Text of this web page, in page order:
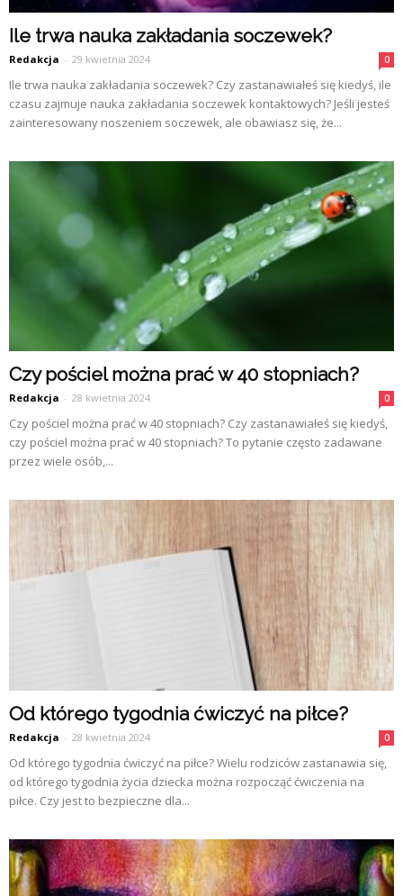
Ile trwa nauka zakładania soczewek?
Redakcja - 29 kwietnia 2024 0
Ile trwa nauka zakładania soczewek? Czy zastanawiałeś się kiedyś, ile
czasu zajmuje nauka zakładania soczewek kontaktowych? Jeśli jesteś
zainteresowany noszeniem soczewek, ale obawiasz się, że...
Czy pościel można prać w 40 stopniach?
Redakcja - 28 kwietnia 2024 0
Czy pościel można prać w 40 stopniach? Czy zastanawiałeś się kiedyś,
czy pościel można prać w 40 stopniach? To pytanie często zadawane
przez wiele osób,...
Od którego tygodnia ćwiczyć na piłce?
Redakcja - 28 kwietnia 2024 0
Od którego tygodnia ćwiczyć na piłce? Wielu rodziców zastanawia się,
od którego tygodnia życia dziecka można rozpocząć ćwiczenia na
piłce. Czy jest to bezpieczne dla...